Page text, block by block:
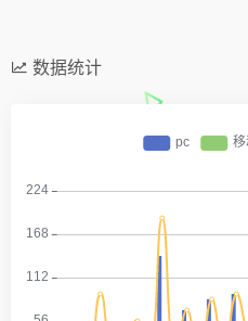
数据统计